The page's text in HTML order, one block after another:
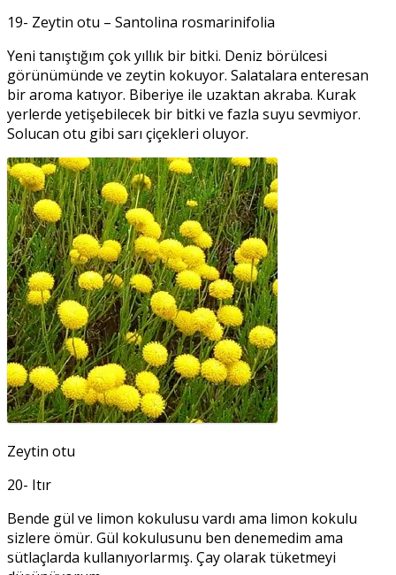
19- Zeytin otu – Santolina rosmarinifolia
Yeni tanıştığım çok yıllık bir bitki. Deniz börülcesi
görünümünde ve zeytin kokuyor. Salatalara enteresan
bir aroma katıyor. Biberiye ile uzaktan akraba. Kurak
yerlerde yetişebilecek bir bitki ve fazla suyu sevmiyor.
Solucan otu gibi sarı çiçekleri oluyor.
Zeytin otu
20- Itır
Bende gül ve limon kokulusu vardı ama limon kokulu
sizlere ömür. Gül kokulusunu ben denemedim ama
sütlaçlarda kullanıyorlarmış. Çay olarak tüketmeyi